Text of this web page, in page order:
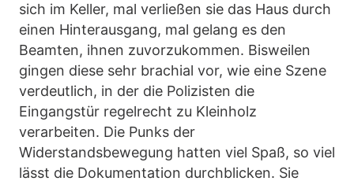
sich im Keller, mal verließen sie das Haus durch
einen Hinterausgang, mal gelang es den
Beamten, ihnen zuvorzukommen. Bisweilen
gingen diese sehr brachial vor, wie eine Szene
verdeutlich, in der die Polizisten die
Eingangstür regelrecht zu Kleinholz
verarbeiten. Die Punks der
Widerstandsbewegung hatten viel Spaß, so viel
lässt die Dokumentation durchblicken. Sie